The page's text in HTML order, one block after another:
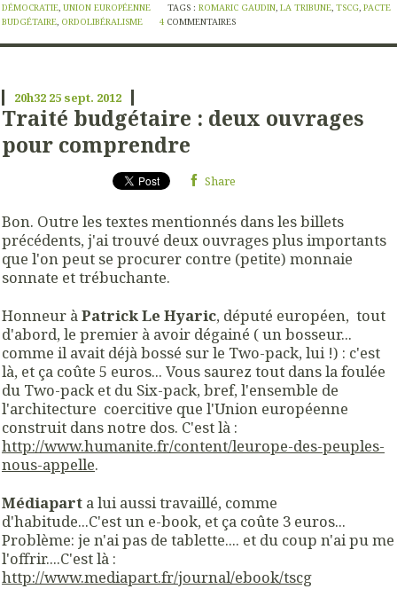
DÉMOCRATIE, UNION EUROPÉENNE TAGS :ROMARIC GAUDIN,LA TRIBUNE,TSCG,PACTE
BUDGÉTAIRE, ORDOLIBÉRALISME 4 COMMENTAIRES
20h32 25 sept. 2012
Traité budgétaire : deux ouvrages
pour comprendre
Share
Bon. Outre les textes mentionnés dans les billets
précédents, j'ai trouvé deux ouvrages plus importants
que l'on peut se procurer contre (petite) monnaie
sonnate et trébuchante.
Honneur àPatrick Le Hyaric, député européen, tout
d'abord, le premier à avoir dégainé ( un bosseur...
comme il avait déjà bossé sur le Two-pack, lui !) : c'est
là, et ça coûte 5 euros... Vous saurez tout dans la foulée
du Two-pack et du Six-pack, bref, l'ensemble de
l'architecture coercitive que l'Union européenne
construit dans notre dos. C'est là :
http://www.humanite.fr/content/leurope-des-peuples-
nous-appelle.
Médiapart a lui aussi travaillé, comme
d'habitude...C'est un e-book, et ça coûte 3 euros...
Problème: je n'ai pas de tablette.... et du coup n'ai pu me
l'offrir....C'est là :
http://www.mediapart.fr/journal/ebook/tscg